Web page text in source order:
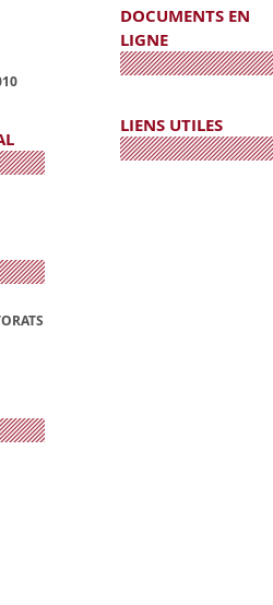
DOCUMENTS EN
LIGNE
LIENS UTILES